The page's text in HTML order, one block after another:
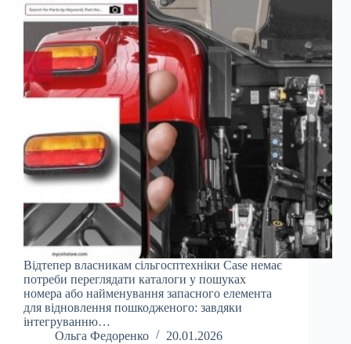
Відтепер власникам сільгосптехніки Case немає
потреби переглядати каталоги у пошуках
номера або найменування запасного елемента
для відновлення пошкодженого: завдяки
інтегруванню…
Ольга Федоренко
20.01.2026